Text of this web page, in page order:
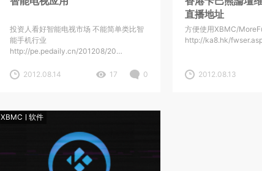
投资人看好智能电视市场 不能简单类比智
能手机行业
http://pe.pedaily.cn/201208/20…
2012.08.14 17 0
直播地址
方便使用XBMC/
http://ka8.hk/
2012.08.13
XBMC 软件